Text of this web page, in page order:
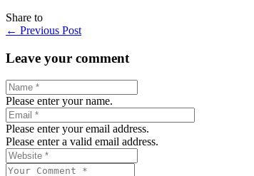
Share to
← Previous Post
Leave your comment
Please enter your name.
Please enter your email address.
Please enter a valid email address.